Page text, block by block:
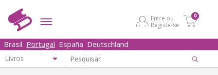
Entre ou
Registe-se
0
Brasil Portugal España Deutschland